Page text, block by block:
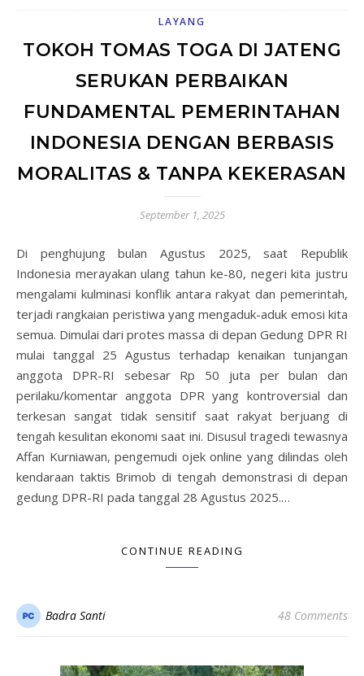
LAYANG
TOKOH TOMAS TOGA DI JATENG
SERUKAN PERBAIKAN
FUNDAMENTAL PEMERINTAHAN
INDONESIA DENGAN BERBASIS
MORALITAS & TANPA KEKERASAN
September 1, 2025
Di penghujung bulan Agustus 2025, saat Republik
Indonesia merayakan ulang tahun ke-80, negeri kita justru
mengalami kulminasi konflik antara rakyat dan pemerintah,
terjadi rangkaian peristiwa yang mengaduk-aduk emosi kita
semua. Dimulai dari protes massa di depan Gedung DPR RI
mulai tanggal 25 Agustus terhadap kenaikan tunjangan
anggota DPR-RI sebesar Rp 50 juta per bulan dan
perilaku/komentar anggota DPR yang kontroversial dan
terkesan sangat tidak sensitif saat rakyat berjuang di
tengah kesulitan ekonomi saat ini. Disusul tragedi tewasnya
Affan Kurniawan, pengemudi ojek online yang dilindas oleh
kendaraan taktis Brimob di tengah demonstrasi di depan
gedung DPR-RI pada tanggal 28 Agustus 2025.…
CONTINUE READING
Badra Santi 48 Comments